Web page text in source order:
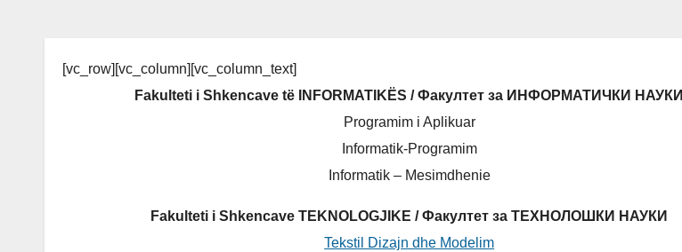
[vc_row][vc_column][vc_column_text]
Fakulteti i Shkencave të INFORMATIKËS / Факултет за ИНФОРМАТИЧКИ НАУКИ
Programim i Aplikuar
Informatik-Programim
Informatik – Mesimdhenie
Fakulteti i Shkencave TEKNOLOGJIKE / Факултет за ТЕХНОЛОШКИ НАУКИ
Tekstil Dizajn dhe Modelim